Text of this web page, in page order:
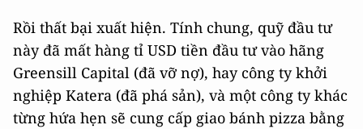
Rồi thất bại xuất hiện. Tính chung, quỹ đầu tư
này đã mất hàng tỉ USD tiền đầu tư vào hãng
Greensill Capital (đã vỡ nợ), hay công ty khởi
nghiệp Katera (đã phá sản), và một công ty khác
từng hứa hẹn sẽ cung cấp giao bánh pizza bằng